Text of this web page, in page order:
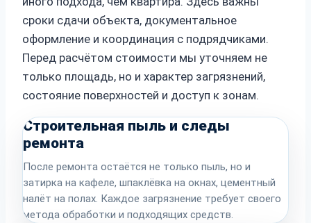
сроки сдачи объекта, документальное
оформление и координация с подрядчиками.
Перед расчётом стоимости мы уточняем не
только площадь, но и характер загрязнений,
состояние поверхностей и доступ к зонам.
Строительная пыль и следы
ремонта
После ремонта остаётся не только пыль, но и
затирка на кафеле, шпаклёвка на окнах, цементный
налёт на полах. Каждое загрязнение требует своего
метода обработки и подходящих средств.